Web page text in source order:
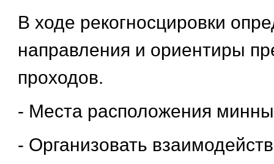
В ходе рекогносцировки
направления и ориентиры
проходов.
- Места расположения
- Организовать